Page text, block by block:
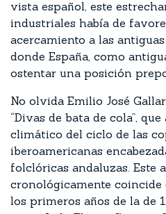
vista español, este
industriales había de
acercamiento a las
donde España, como
ostentar una posición
No olvida Emilio José
“Divas de bata de cola”,
climático del ciclo de las
iberoamericanas
folclóricas andaluzas. Este
cronológicamente coincide
los primeros años de la de